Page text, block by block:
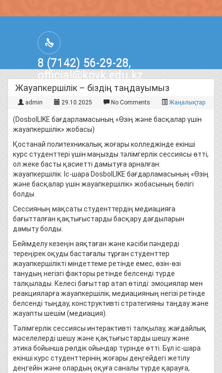
8 (7142) 56-29-28,
official@kpvk.edu.kz
г.Костанай, Проспект Кобыланды
Батыра, 3
Жауапкершілік – біздің таңдауымыз
admin 29.10.2025 No Comments Жаңалықтар
(DosbolLIKE бағдарламасының «Өзің және басқалар үшін
жауапкершілік» жобасы)
Қостанай политехникалық жоғары колледжінде екінші
курс студенттері үшін маңызды тәлімгерлік сессиясы өтті,
ол жеке басты қасиетті дамытуға арналған:
жауапкершілік. Іс-шара DosbolLIKE бағдарламасының «Өзің
және басқалар үшін жауапкершілік» жобасының бөлігі
болды.
Сессияның мақсаты студенттердің медиацияға
бағытталған қақтығыстарды басқару дағдыларын
дамыту болды.
Бейімделу кезеңін аяқтаған және кәсіби пәндерді
тереңірек оқуды бастағалы тұрған студенттер
жауапкершілікті міндеттеме ретінде емес, өзін-өзі
танудың негізгі факторы ретінде белсенді түрде
талқылады. Келесі бағыттар атап өтілді: эмоциялар мен
реакцияларға жауапкершілік, медиацияның негізі ретінде
белсенді тыңдау, конструктивті стратегияны таңдау және
жауапты шешім (медиация).
Тәлімгерлік сессиясы интерактивті талқылау, жағдайлық
мәселелерді шешу және қақтығыстарды шешу және
этика бойынша рөлдік ойындар түрінде өтті. Бұл іс-шара
екінші курс студенттерінің жоғары деңгейдегі жетілу
деңгейін және олардың оқуға саналы түрде қарауға,